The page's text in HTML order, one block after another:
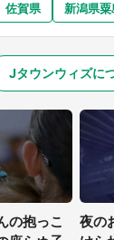
佐賀県 新潟県
Jタウンウィズに
の抱っこ
夜の